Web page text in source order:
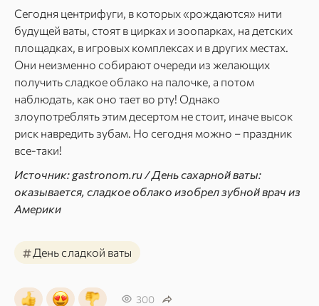
Сегодня центрифуги, в которых «рождаются» нити
будущей ваты, стоят в цирках и зоопарках, на детских
площадках, в игровых комплексах и в других местах.
Они неизменно собирают очереди из желающих
получить сладкое облако на палочке, а потом
наблюдать, как оно тает во рту! Однако
злоупотреблять этим десертом не стоит, иначе высок
риск навредить зубам. Но сегодня можно – праздник
все-таки!
Источник: gastronom.ru / День сахарной ваты:
оказывается, сладкое облако изобрел зубной врач из
Америки
#День сладкой ваты
300